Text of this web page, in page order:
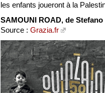
les enfants joueront à la
SAMOUNI ROAD, de
Source : Grazia.fr